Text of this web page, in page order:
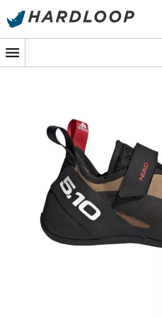
Promos d'été 🔥 -5 % EXTRA